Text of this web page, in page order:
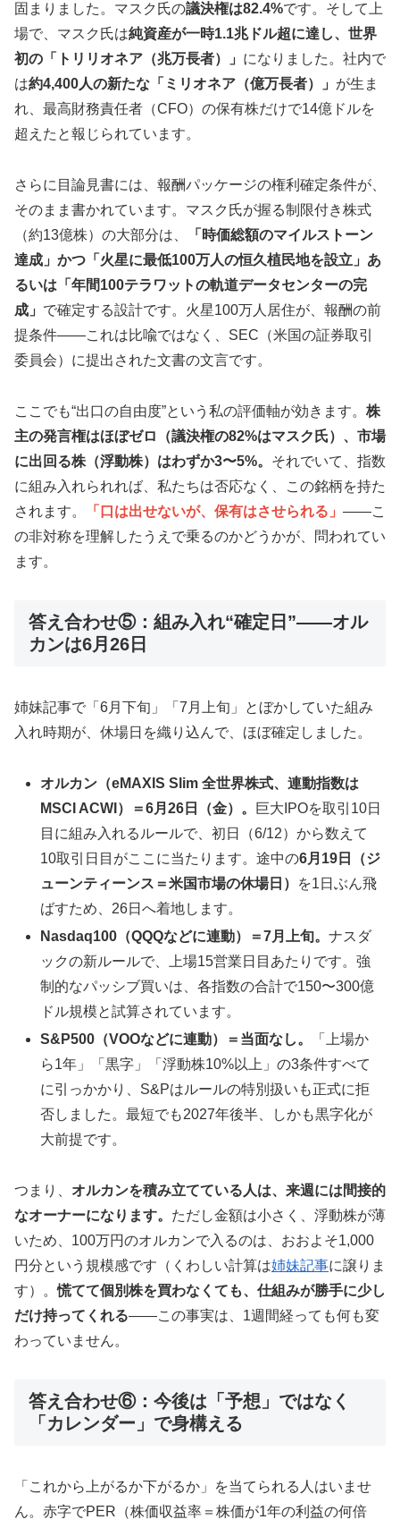
固まりました。マスク氏の議決権は82.4%です。そして上
場で、マスク氏は純資産が一時1.1兆ドル超に達し、世界
初の「トリリオネア（兆万長者）」 になりました。社内で
は約4,400人の新たな「ミリオネア（億万長者）」 が生ま
れ、最高財務責任者（CFO）の保有株だけで14億ドルを
超えたと報じられています。
さらに目論見書には、報酬パッケージの権利確定条件が、
そのまま書かれています。マスク氏が握る制限付き株式
（約13億株）の大部分は、
「時価総額のマイルストーン
達成」かつ「火星に最低100万人の恒久植民地を設立」あ
るいは「年間100テラワットの軌道データセンターの完
成」 で確定する設計です。火星100万人居住が、報酬の前
提条件——これは比喩ではなく、SEC（米国の証券取引
委員会）に提出された文書の文言です。
ここでも“出口の自由度”という私の評価軸が効きます。 株
主の発言権はほぼゼロ（議決権の82%はマスク氏）、市場
に出回る株（浮動株）はわずか3〜5%。 それでいて、指数
に組み入れられれば、私たちは否応なく、この銘柄を持た
されます。
「口は出せないが、保有はさせられる」 ——こ
の非対称を理解したうえで乗るのかどうかが、問われてい
ます。
答え合わせ⑤：組み入れ“確定日”——オル
カンは6月26日
姉妹記事で「6月下旬」「7月上旬」とぼかしていた組み
入れ時期が、休場日を織り込んで、ほぼ確定しました。
オルカン（eMAXIS Slim 全世界株式、連動指数は
MSCI ACWI）＝6月26日（金）。
巨大IPOを取引10日
目に組み入れるルールで、初日（6/12）から数えて
10取引日目がここに当たります。途中の6月19日（ジ
ューンティーンス＝米国市場の休場日）
を1日ぶん飛
ばすため、26日へ着地します。
Nasdaq100（QQQなどに連動）＝7月上旬。ナスダ
ックの新ルールで、上場15営業日目あたりです。強
制的なパッシブ買いは、各指数の合計で150〜300億
ドル規模と試算されています。
S&P500（VOOなどに連動）＝当面なし。
「上場か
ら1年」「黒字」「浮動株10%以上」の3条件すべて
に引っかかり、S&Pはルールの特別扱いも正式に拒
否しました。最短でも2027年後半、しかも黒字化が
大前提です。
つまり、 オルカンを積み立てている人は、来週には間接的
なオーナーになります。 ただし金額は小さく、浮動株が薄
いため、100万円のオルカンで入るのは、おおよそ1,000
円分という規模感です（くわしい計算は姉妹記事に譲りま
す）。慌てて個別株を買わなくても、仕組みが勝手に少し
だけ持ってくれる——この事実は、1週間経っても何も変
わっていません。
答え合わせ⑥：今後は「予想」ではなく
「カレンダー」で身構える
「これから上がるか下がるか」を当てられる人はいませ
ん。赤字でPER（株価収益率＝株価が1年の利益の何倍